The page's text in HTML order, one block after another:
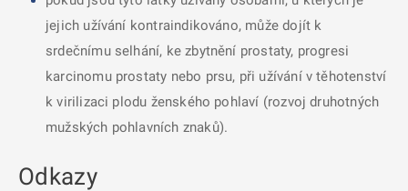
jejich užívání kontraindikováno, může dojít k
srdečnímu selhání, ke zbytnění prostaty, progresi
karcinomu prostaty nebo prsu, při užívání v těhotenství
k virilizaci plodu ženského pohlaví (rozvoj druhotných
mužských pohlavních znaků).
Odkazy